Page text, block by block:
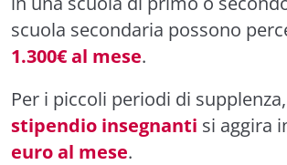
scuola secondaria possono
1.300€ al mese.
Per i piccoli periodi di
stipendio insegnanti si aggira
euro al mese.